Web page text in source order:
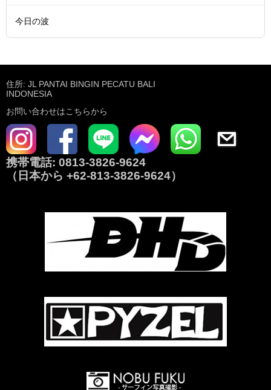
今日の波
住所: JL PANTAI BINGIN PECATU BALI
INDONESIA
お問い合わせはこちらから
携帯電話: 0813-3826-9624
（日本から +62-813-3826-9624）